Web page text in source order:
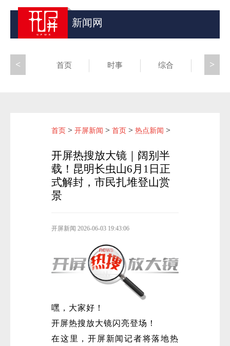
新闻网
首页 时事 综合 昆滇
>
<
首页 > 开屏新闻 > 首页 > 热点新闻 >
开屏热搜放大镜｜阔别半
载！昆明长虫山6月1日正
式解封，市民扎堆登山赏
景
开屏新闻 2026-06-03 19:43:06
嘿，大家好！
开屏热搜放大镜闪亮登场！
在这里，开屏新闻记者将落地热